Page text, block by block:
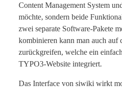
Content Management System
möchte, sondern beide
zwei separate Software-Pakete
kombinieren kann man auch auf
zurückgreifen, welche ein
TYPO3-Website integriert.
Das Interface von siwiki wirkt